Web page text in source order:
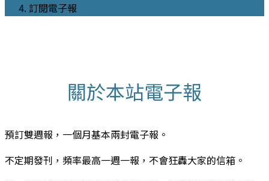
訂閱電子報
關於本站電子報
預訂雙週報，一個月基本兩封電子報。
不定期發刊，頻率最高一週一報，不會狂轟大家的信箱。